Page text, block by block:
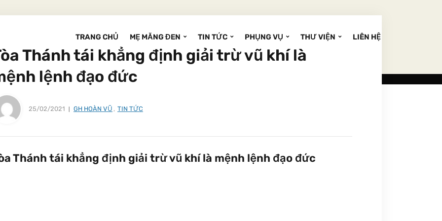
TRANG CHỦ MẸ MĂNG ĐEN TIN TỨC PHỤNG VỤ THƯ VIỆN LIÊN HỆ
Thánh tái khẳng định giải trừ vũ khí là
lệnh đạo đức
25/02/2021 GH HOÀN VŨ , TIN TỨC
Thánh tái khẳng định giải trừ vũ khí là mệnh lệnh đạo đức